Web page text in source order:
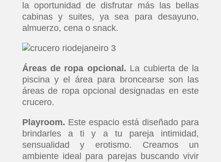
la oportunidad de disfrutar más las bellas
cabinas y suites, ya sea para desayuno,
almuerzo, cena o snack.
Áreas de ropa opcional. La cubierta de la
piscina y el área para broncearse son las
áreas de ropa opcional designadas en este
crucero.
Playroom. Este espacio está diseñado para
brindarles a ti y a tu pareja intimidad,
sensualidad y erotismo. Creamos un
ambiente ideal para parejas buscando vivir